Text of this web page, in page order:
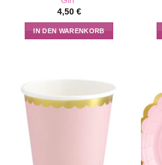
4,50 €
IN DEN WARENKORB